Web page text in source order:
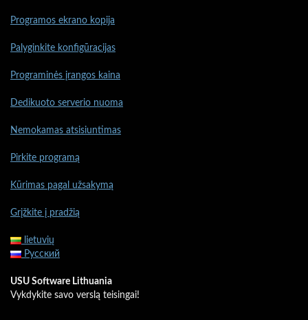
Programos ekrano kopija
Palyginkite konfigūracijas
Programinės įrangos kaina
Dedikuoto serverio nuoma
Nemokamas atsisiuntimas
Pirkite programą
Kūrimas pagal užsakymą
Grįžkite į pradžią
lietuvių
Русский
USU Software Lithuania
Vykdykite savo verslą teisingai!